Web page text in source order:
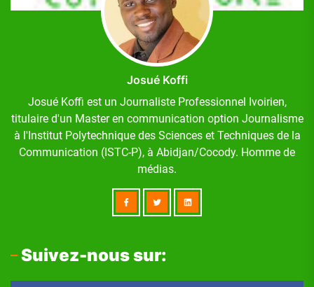
Josué Koffi
Josué Koffi est un Journaliste Professionnel Ivoirien,
titulaire d'un Master en communication option Journalisme
à l'Institut Polytechnique des Sciences et Techniques de la
Communication (ISTC-P), à Abidjan/Cocody. Homme de
médias.
Suivez-nous sur: